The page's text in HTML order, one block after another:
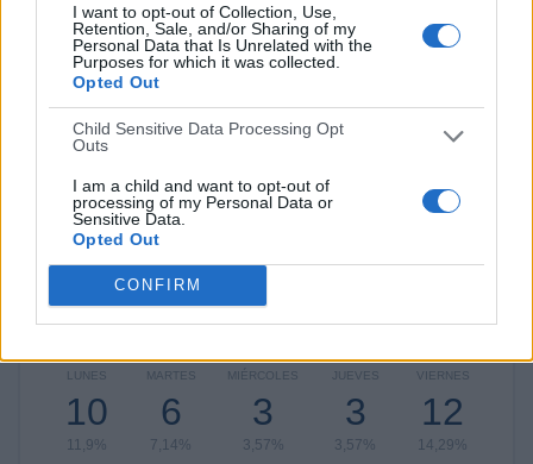
I want to opt-out of Collection, Use,
Retention, Sale, and/or Sharing of my
Personal Data that Is Unrelated with the
Purposes for which it was collected.
Opted Out
Child Sensitive Data Processing Opt
Outs
I am a child and want to opt-out of
processing of my Personal Data or
Sensitive Data.
Opted Out
CONFIRM
Monza
4 (4,76%)
Ver ranking completo
Serie A Italiana
38 (45,24%)
Amistoso
LUNES
10
11,9%
MARTES
6
7,14%
MIÉRCOLES
3
3,57%
JUEVES
3
3,57%
VIERNES
12
14,29%